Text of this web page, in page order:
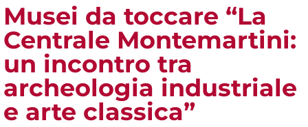
Musei da toccare “La
Centrale Montemartini:
un incontro tra
archeologia industriale
e arte classica”